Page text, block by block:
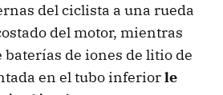
del ciclista a una rueda
del motor, mientras
baterías de iones de litio de
en el tubo inferiorle